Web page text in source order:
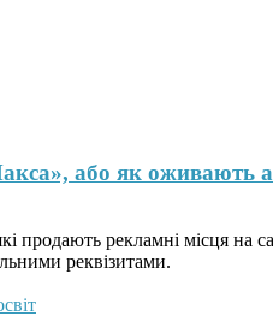
або як оживають
продають рекламні місця на
реквізитами.